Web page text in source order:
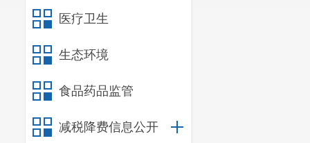
医疗卫生
生态环境
食品药品监管
减税降费信息公开